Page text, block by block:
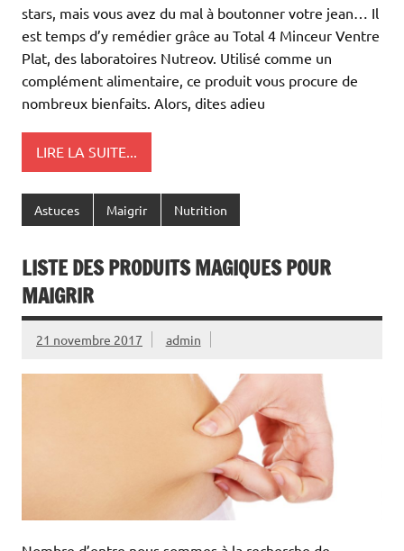
stars, mais vous avez du mal à boutonner votre jean… Il
est temps d’y remédier grâce au Total 4 Minceur Ventre
Plat, des laboratoires Nutreov. Utilisé comme un
complément alimentaire, ce produit vous procure de
nombreux bienfaits. Alors, dites adieu
LIRE LA SUITE...
Astuces Maigrir Nutrition
LISTE DES PRODUITS MAGIQUES POUR
MAIGRIR
21 novembre 2017 admin